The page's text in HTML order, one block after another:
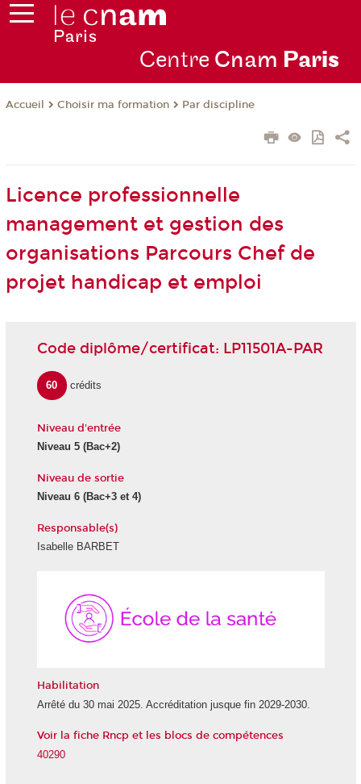
Centre Cnam Paris
Accueil Choisir ma formation Par discipline
Licence professionnelle
management et gestion des
organisations Parcours Chef de
projet handicap et emploi
Code diplôme/certificat: LP11501A-PAR
60 crédits
Niveau d'entrée
Niveau 5(Bac+2)
Niveau de sortie
Niveau 6(Bac+3 et 4)
Responsable(s)
Isabelle BARBET
Habilitation
Arrêté du 30 mai 2025. Accréditation jusque fin 2029-2030.
Voir la fiche Rncp et les blocs de compétences
40290